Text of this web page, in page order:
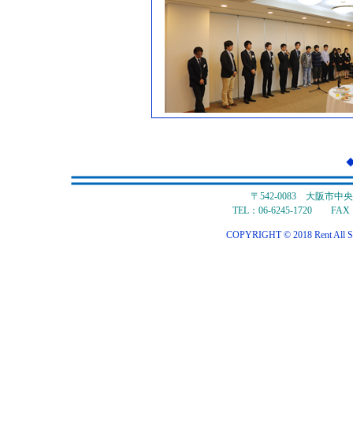
〒542-0083 大阪市中
TEL：06-6245-1720 FAX
COPYRIGHT © 2018 Rent All